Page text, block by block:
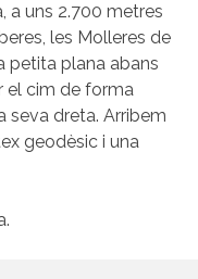
a uns 2.700 metres
les Molleres de
petita plana abans
el cim de forma
seva dreta. Arribem
geodèsic i una